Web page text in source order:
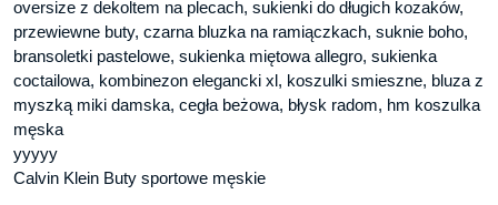
oversize z dekoltem na plecach, sukienki do długich kozaków,
przewiewne buty, czarna bluzka na ramiączkach, suknie boho,
bransoletki pastelowe, sukienka miętowa allegro, sukienka
coctailowa, kombinezon elegancki xl, koszulki smieszne, bluza z
myszką miki damska, cegła beżowa, błysk radom, hm koszulka
męska
yyyyy
Calvin Klein Buty sportowe męskie